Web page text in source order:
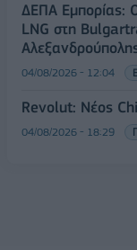
ΔΕΠΑ Εμπορίας:
LNG στη
04/08/2026 - 12:04
Revolut: Νέος
04/08/2026 - 18:29